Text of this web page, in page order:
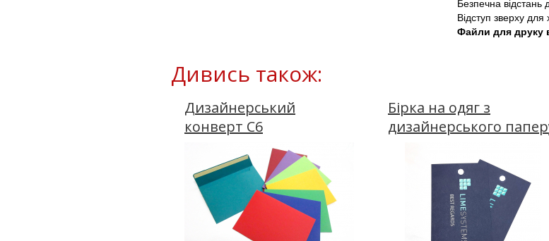
Безпечна відстань
Відступ зверху для
Файли для друку
Дивись також:
Дизайнерський
конверт C6
Бірка на одяг з
дизайнерського